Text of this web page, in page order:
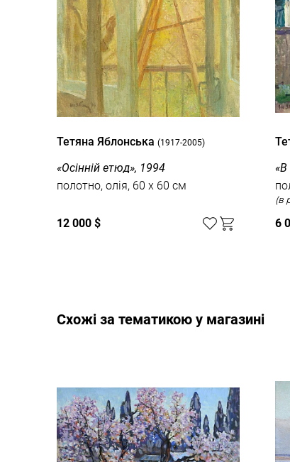
Тетяна Яблонська (1917-2005)
«Осінній етюд», 1994
полотно, олія, 60 x 60 см
12 000 $
«В
6
Cхожі за тематикою у магазині